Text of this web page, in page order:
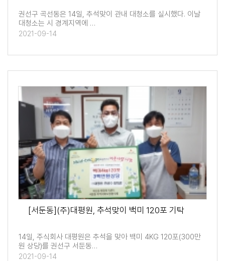
권선구 곡선동은 14일, 추석맞이 관내 대청소를 실시했다. 이날
대청소는 시 경계지역에 …
2021-09-14
[서둔동](주)대평원, 추석맞이 백미 120포 기탁
14일, 주식회사 대평원은 추석을 맞아 백미 4KG 120포(300만
원 상당)를 권선구 서둔동…
2021-09-14